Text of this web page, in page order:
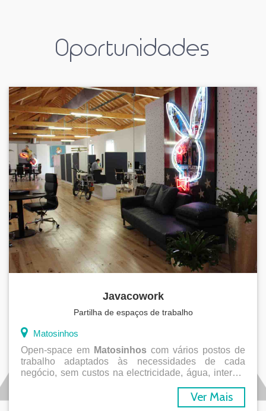
LOGICOMERINVEST
Oportunidades
Javacowork
Partilha de espaços de trabalho
Matosinhos
Open-space em Matosinhos com vários postos de
trabalho adaptados às necessidades de cada
negócio, sem custos na electricidade, água, internet
Ver Mais